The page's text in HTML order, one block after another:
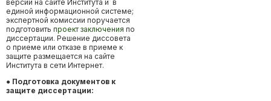
версии на сайте Института и в
единой информационной системе;
экспертной комиссии поручается
подготовить проект заключения по
диссертации. Решение диссовета
о приеме или отказе в приеме к
защите размещается на сайте
Института в сети Интернет.
● Подготовка документов к
защите диссертации: